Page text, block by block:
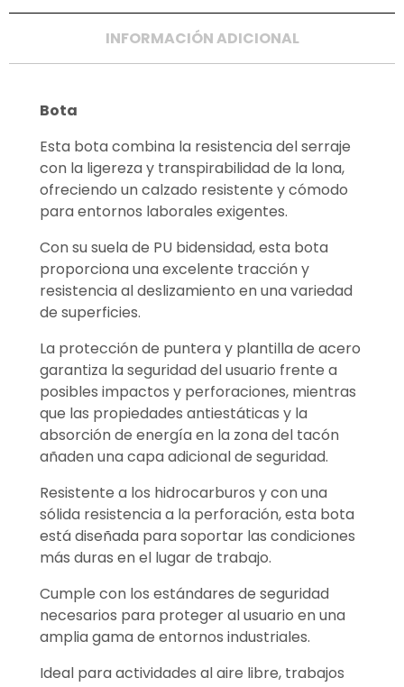
INFORMACIÓN ADICIONAL
Bota
Esta bota combina la resistencia del serraje
con la ligereza y transpirabilidad de la lona,
ofreciendo un calzado resistente y cómodo
para entornos laborales exigentes.
Con su suela de PU bidensidad, esta bota
proporciona una excelente tracción y
resistencia al deslizamiento en una variedad
de superficies.
La protección de puntera y plantilla de acero
garantiza la seguridad del usuario frente a
posibles impactos y perforaciones, mientras
que las propiedades antiestáticas y la
absorción de energía en la zona del tacón
añaden una capa adicional de seguridad.
Resistente a los hidrocarburos y con una
sólida resistencia a la perforación, esta bota
está diseñada para soportar las condiciones
más duras en el lugar de trabajo.
Cumple con los estándares de seguridad
necesarios para proteger al usuario en una
amplia gama de entornos industriales.
Ideal para actividades al aire libre, trabajos